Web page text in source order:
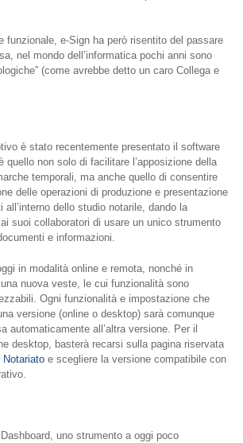
funzionale, e-Sign ha però risentito del passare
nel mondo dell’informatica pochi anni sono
(come avrebbe detto un caro Collega e
è stato recentemente presentato il software
non solo di facilitare l’apposizione della
temporali, ma anche quello di consentire
delle operazioni di produzione e presentazione
all’interno dello studio notarile, dando la
suoi collaboratori di usare un unico strumento
e informazioni.
in modalità online e remota, nonché in
nuova veste, le cui funzionalità sono
Ogni funzionalità e impostazione che
versione (online o desktop) sarà comunque
automaticamente all’altra versione. Per il
desktop, basterà recarsi sulla pagina riservata
Notariato e scegliere la versione compatibile con
uno strumento a oggi poco